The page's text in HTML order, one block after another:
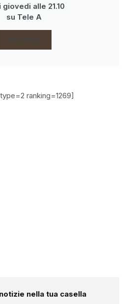
giovedi alle 21.10
su Tele A
CLICCA
ranking=1269]
nella tua casella